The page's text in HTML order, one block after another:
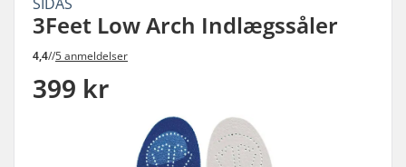
3Feet Low Arch Indlægssåler
4,4//5 anmeldelser
399 kr